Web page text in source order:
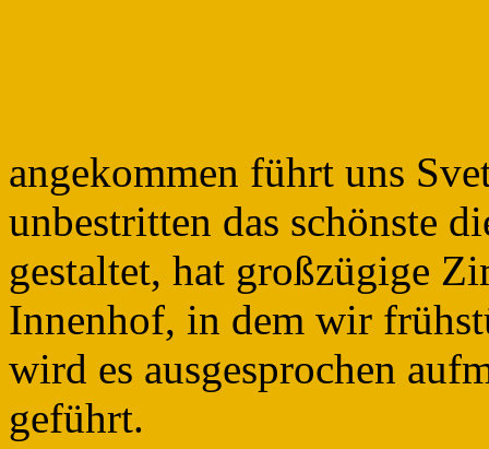
angekommen führt uns
unbestritten das schönste
gestaltet, hat großzügige
Innenhof, in dem wir
wird es ausgesprochen
geführt.